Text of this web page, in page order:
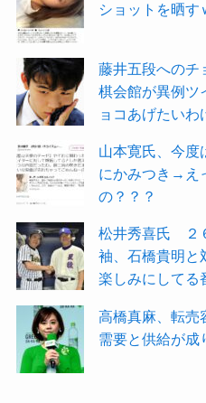
ショットを晒す
藤井五段へのチ
棋会館が異例
ョコあげたいわ
山本寛氏、今度
にかみつき→え
の？？？
松井秀喜氏 ２
袖、石橋貴明
楽しみにしてる
高橋真麻、転売
需要と供給が成